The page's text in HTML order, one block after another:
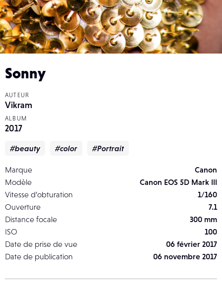
Sonny
AUTEUR
Vikram
ALBUM
2017
#beauty #color #Portrait
Marque
Canon
Modèle
Canon EOS 5D Mark III
Vitesse d’obturation
1/160
Ouverture
7.1
Distance focale
300 mm
ISO
100
Date de prise de vue
06 février 2017
Date de publication
06 novembre 2017